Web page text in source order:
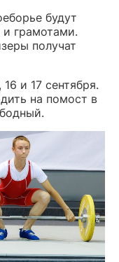
будут
грамотами.
получат
и 17 сентября.
на помост в